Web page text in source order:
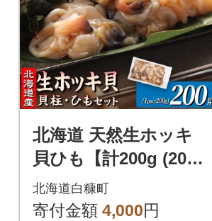
北海道 天然生ホッキ
貝ひも【計200g (200
g×1パック)】
北海道白糠町
寄付金額 4,000円